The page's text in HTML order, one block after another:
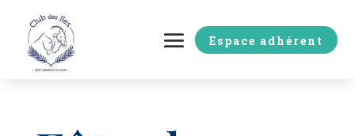
Espace adhérent